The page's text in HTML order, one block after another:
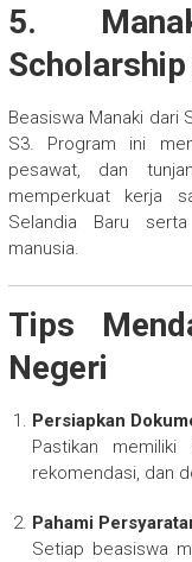
5.
Beasiswa Manaki dari
S3. Program ini
pesawat, dan
memperkuat kerja
Selandia Baru
manusia.
Tips
Negeri
Persiapkan
Pastikan
rekomendasi, dan
Pahami
Setiap beasiswa